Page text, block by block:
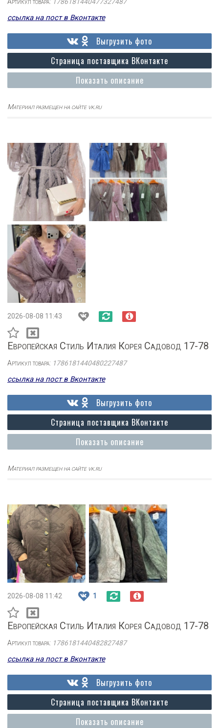
ссылка на пост в Вконтакте
Показать описание
Страница поставщика ВКонтакте
Выгрузить фото
Материал размещен на сайте vk.ru
2026-08-08 11:43
Европейская Стиль Италия Корея Садовод 17-78
Артикул товара: 1786181440480227487
ссылка на пост в Вконтакте
Показать описание
Страница поставщика ВКонтакте
Выгрузить фото
Материал размещен на сайте vk.ru
2026-08-08 11:42 1
Европейская Стиль Италия Корея Садовод 17-78
Артикул товара: 1786181440482827487
ссылка на пост в Вконтакте
Показать описание
Страница поставщика ВКонтакте
Выгрузить фото